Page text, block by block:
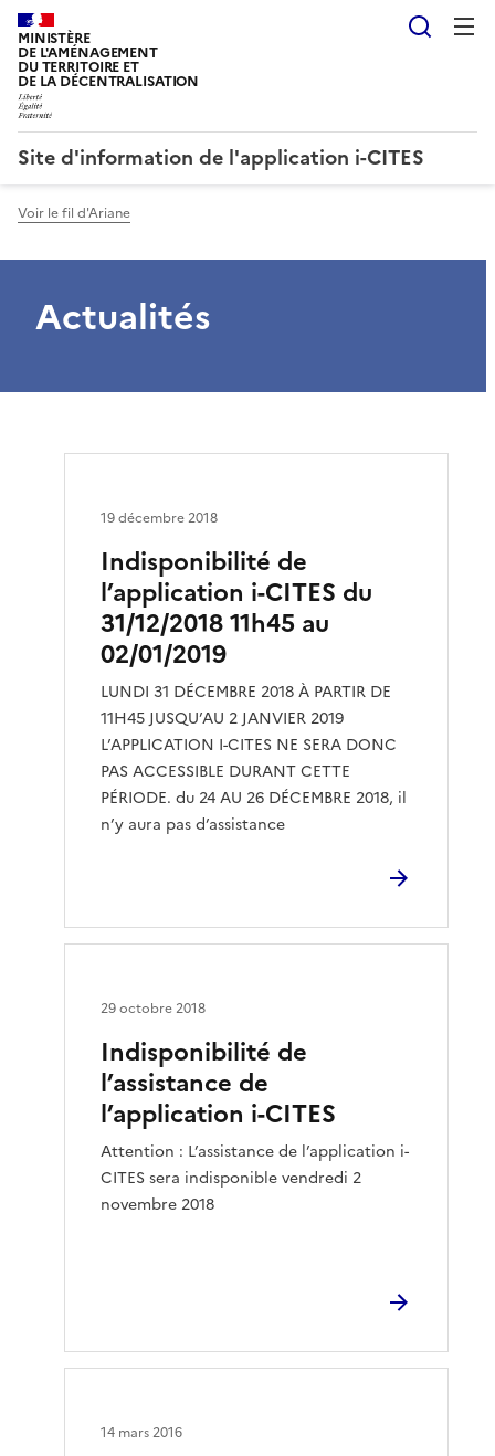
MINISTÈRE
DE L'AMÉNAGEMENT
DU TERRITOIRE ET
DE LA DÉCENTRALISATION
Site d'information de l'application i-CITES
Voir le fil d'Ariane
Actualités
Indisponibilité de
l’application i-CITES du
31/12/2018 11h45 au
02/01/2019
LUNDI 31 DÉCEMBRE 2018 À PARTIR DE
11H45 JUSQU’AU 2 JANVIER 2019
L’APPLICATION I-CITES NE SERA DONC
PAS ACCESSIBLE DURANT CETTE
PÉRIODE. du 24 AU 26 DÉCEMBRE 2018, il
n’y aura pas d’assistance
19 décembre 2018
Indisponibilité de
l’assistance de
l’application i-CITES
Attention : L’assistance de l’application i-
CITES sera indisponible vendredi 2
novembre 2018
29 octobre 2018
14 mars 2016